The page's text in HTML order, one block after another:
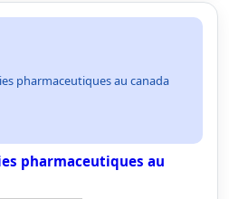
pharmaceutiques au canada
pharmaceutiques au